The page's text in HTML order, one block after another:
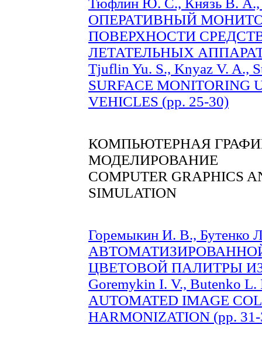
Тюфлин Ю. С., Князь В. А.,
ОПЕРАТИВНЫЙ
ПОВЕРХНОСТИ
ЛЕТАТЕЛЬНЫХ
Tjuflin Yu. S., Knyaz V. A.,
SURFACE MONITORING
VEHICLES (pp. 25-30)
КОМПЬЮТЕРНАЯ
МОДЕЛИРОВАНИЕ
COMPUTER GRAPHICS
SIMULATION
Горемыкин И. В.,
ЦВЕТОВОЙ ПАЛИТРЫ
Goremykin I. V., Butenko
AUTOMATED IMAGE
HARMONIZATION (pp.